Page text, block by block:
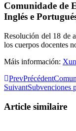
Comunidade de
Inglés e
Resolución del 18 de
los cuerpos docentes
Máis información:
PrevPrécédent
SuivantSubvenciones
Article similaire